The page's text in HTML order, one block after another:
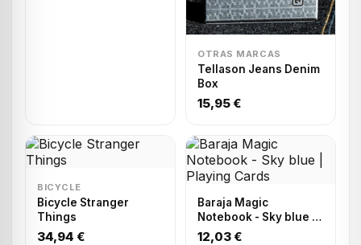
OTRAS MARCAS
Tellason Jeans Denim
Box
15,95 €
BICYCLE
Bicycle Stranger
Things
34,94 €
Baraja Magic
Notebook - Sky blue |
Playing Cards
12,03 €